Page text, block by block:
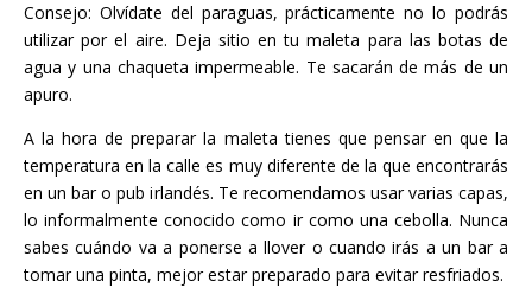
Consejo: Olvídate del paraguas, prácticamente no lo podrás
utilizar por el aire. Deja sitio en tu maleta para las botas de
agua y una chaqueta impermeable. Te sacarán de más de un
apuro.
A la hora de preparar la maleta tienes que pensar en que la
temperatura en la calle es muy diferente de la que encontrarás
en un bar o pub irlandés. Te recomendamos usar varias capas,
lo informalmente conocido como ir como una cebolla. Nunca
sabes cuándo va a ponerse a llover o cuando irás a un bar a
tomar una pinta, mejor estar preparado para evitar resfriados.